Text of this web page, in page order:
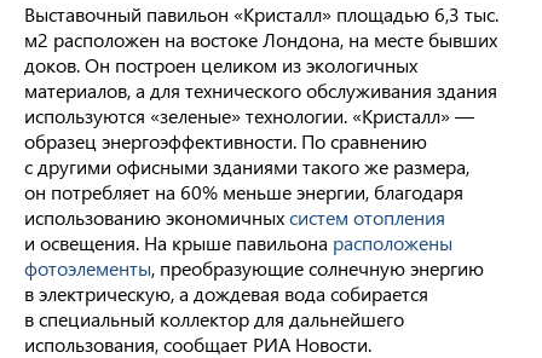
Выставочный павильон «Кристалл» площадью 6,3 тыс.
м2 расположен на востоке Лондона, на месте бывших
доков. Он построен целиком из экологичных
материалов, а для технического обслуживания здания
используются «зеленые» технологии. «Кристалл» —
образец энергоэффективности. По сравнению
с другими офисными зданиями такого же размера,
он потребляет на 60% меньше энергии, благодаря
использованию экономичныхсистем отопления
и освещения. На крыше павильона расположены
фотоэлементы, преобразующие солнечную энергию
в электрическую, а дождевая вода собирается
в специальный коллектор для дальнейшего
использования, сообщает РИА Новости.